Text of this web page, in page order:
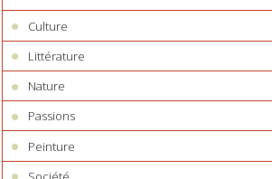
Culture
Littérature
Nature
Passions
Peinture